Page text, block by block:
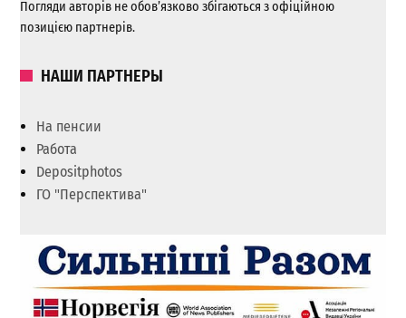
Погляди авторів не обов’язково збігаються з офіційною
позицією партнерів.
НАШИ ПАРТНЕРЫ
На пенсии
Работа
Depositphotos
ГО "Перспектива"